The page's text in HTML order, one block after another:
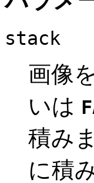
stack
画像
いは
積み
に積